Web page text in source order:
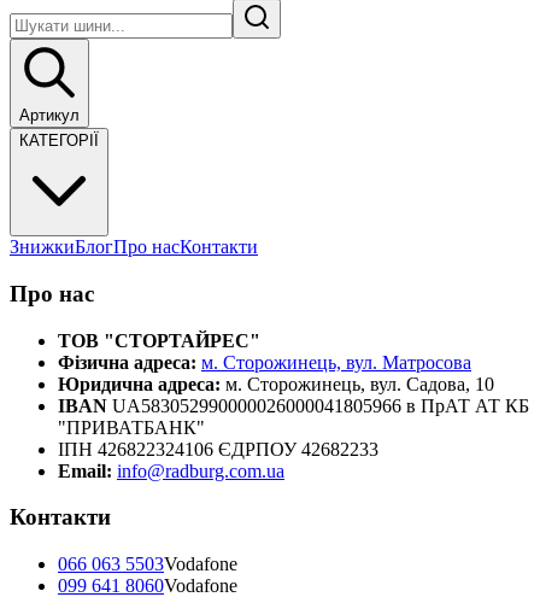
Артикул
КАТЕГОРІЇ
ЗнижкиБлогПро насКонтакти
Про нас
ТОВ "СТОРТАЙРЕС"
Фізична адреса: м. Сторожинець, вул. Матросова
Юридична адреса: м. Сторожинець, вул. Садова, 10
IBAN UA583052990000026000041805966 в ПрАТ АТ КБ
"ПРИВАТБАНК"
ІПН 426822324106 ЄДРПОУ 42682233
Email: info@radburg.com.ua
Контакти
066 063 5503Vodafone
099 641 8060Vodafone